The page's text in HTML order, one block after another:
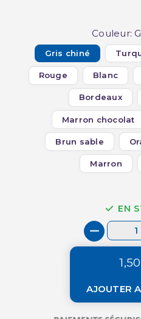
Couleur:
Gris chiné
Rouge Blanc
Bordeaux
Marron chocolat
Brun sable
Marron
EN
AJOUTER